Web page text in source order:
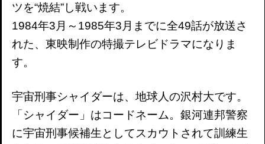
ツを“焼結”し戦います。
1984年3月～1985年3月までに全49話が放送さ
れた、東映制作の特撮テレビドラマになりま
す。
宇宙刑事シャイダーは、地球人の沢村大です。
「シャイダー」はコードネーム。銀河連邦警察
に宇宙刑事候補生としてスカウトされて訓練生